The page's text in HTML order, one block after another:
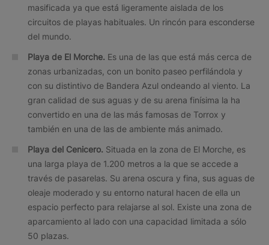
masificada ya que está ligeramente aislada de los
circuitos de playas habituales. Un rincón para esconderse
del mundo.
Playa de El Morche. Es una de las que está más cerca de
zonas urbanizadas, con un bonito paseo perfilándola y
con su distintivo de Bandera Azul ondeando al viento. La
gran calidad de sus aguas y de su arena finísima la ha
convertido en una de las más famosas de Torrox y
también en una de las de ambiente más animado.
Playa del Cenicero. Situada en la zona de El Morche, es
una larga playa de 1.200 metros a la que se accede a
través de pasarelas. Su arena oscura y fina, sus aguas de
oleaje moderado y su entorno natural hacen de ella un
espacio perfecto para relajarse al sol. Existe una zona de
aparcamiento al lado con una capacidad limitada a sólo
50 plazas.